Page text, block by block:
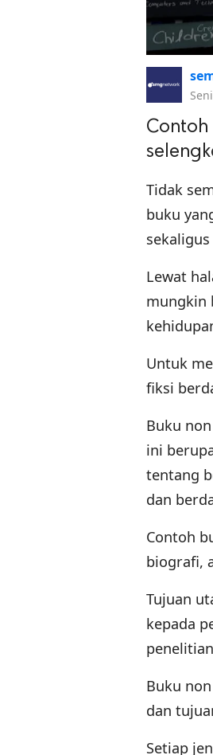
Tidak
buku
Lewat
mungkin
Untuk
fiksi
Buku
ini
tentang
dan
Contoh
biografi,
Tujuan
kepada
Buku
dan
Setiap